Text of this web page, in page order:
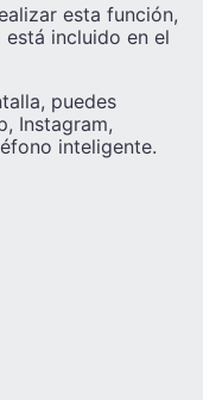
esta función,
incluido en el
puedes
Instagram,
inteligente.